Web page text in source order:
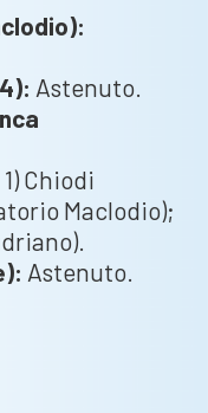
Astenuto.
1) Chiodi
Maclodio);
Astenuto.